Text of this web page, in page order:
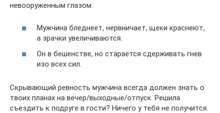
невооруженным глазом:
Мужчина бледнеет, нервничает, щеки краснеют,
а зрачки увеличиваются.
Он в бешенстве, но старается сдерживать гнев
изо всех сил.
Скрывающий ревность мужчина всегда должен знать о
твоих планах на вечер/выходные/отпуск. Решила
съездить к подруге в гости? Ничего у тебя не получится.